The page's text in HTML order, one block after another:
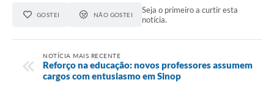
GOSTEI NÃO GOSTEI
Seja o primeiro a curtir esta
notícia.
NOTÍCIA MAIS RECENTE
Reforço na educação: novos professores assumem
cargos com entusiasmo em Sinop